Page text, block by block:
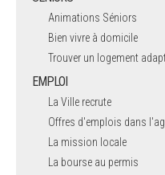
Animations Séniors
Bien vivre à domicile
Trouver un logement
EMPLOI
La Ville recrute
Offres d'emplois dans
La mission locale
La bourse au permis